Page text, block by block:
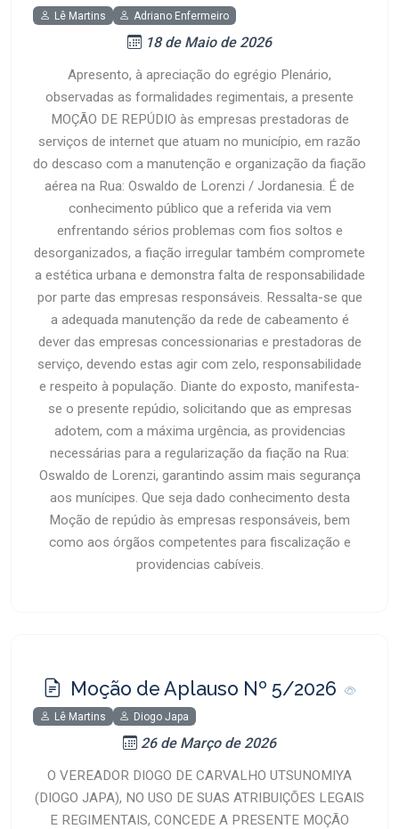
Lê Martins Adriano Enfermeiro
18 de Maio de 2026
Apresento, à apreciação do egrégio Plenário,
observadas as formalidades regimentais, a presente
MOÇÃO DE REPÚDIO às empresas prestadoras de
serviços de internet que atuam no município, em razão
do descaso com a manutenção e organização da fiação
aérea na Rua: Oswaldo de Lorenzi / Jordanesia. É de
conhecimento público que a referida via vem
enfrentando sérios problemas com fios soltos e
desorganizados, a fiação irregular também compromete
a estética urbana e demonstra falta de responsabilidade
por parte das empresas responsáveis. Ressalta-se que
a adequada manutenção da rede de cabeamento é
dever das empresas concessionarias e prestadoras de
serviço, devendo estas agir com zelo, responsabilidade
e respeito à população. Diante do exposto, manifesta-
se o presente repúdio, solicitando que as empresas
adotem, com a máxima urgência, as providencias
necessárias para a regularização da fiação na Rua:
Oswaldo de Lorenzi, garantindo assim mais segurança
aos munícipes. Que seja dado conhecimento desta
Moção de repúdio às empresas responsáveis, bem
como aos órgãos competentes para fiscalização e
providencias cabíveis.
Moção de Aplauso Nº 5/2026
Lê Martins Diogo Japa
26 de Março de 2026
O VEREADOR DIOGO DE CARVALHO UTSUNOMIYA
(DIOGO JAPA), NO USO DE SUAS ATRIBUIÇÕES LEGAIS
E REGIMENTAIS, CONCEDE A PRESENTE MOÇÃO